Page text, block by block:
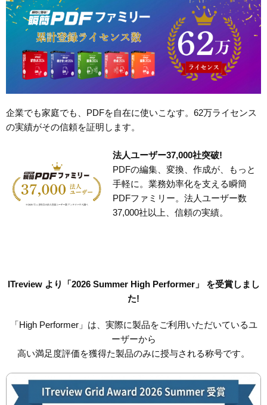
企業でも家庭でも、PDFを自在に使いこなす。62万ライセンス
の実績がその信頼を証明します。
法人ユーザー37,000社突破!
PDFの編集、変換、作成が、もっと
手軽に。業務効率化を支える瞬簡
PDFファミリー。法人ユーザー数
37,000社以上、信頼の実績。
ITreview より「2026 Summer High Performer」 を受賞しまし
た!
「High Performer」は、実際に製品をご利用いただいているユ
ーザーから
高い満足度評価を獲得た製品のみに授与される称号です。